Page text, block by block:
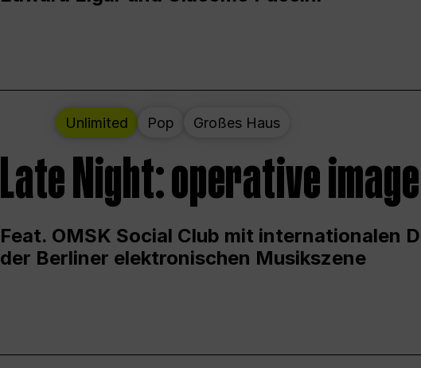
Unlimited Pop Großes Haus
Late Night: operative image
Feat. OMSK Social Club mit internationalen
der Berliner elektronischen Musikszene